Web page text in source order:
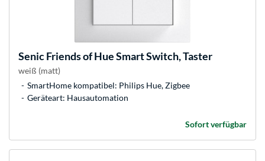
SenicFriends of Hue Smart Switch, Taster
weiß (matt)
SmartHome kompatibel: Philips Hue, Zigbee
Geräteart: Hausautomation
Sofort verfügbar